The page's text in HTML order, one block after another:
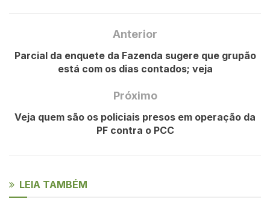
Anterior
Parcial da enquete da Fazenda sugere que grupão
está com os dias contados; veja
Próximo
Veja quem são os policiais presos em operação da
PF contra o PCC
LEIA TAMBÉM